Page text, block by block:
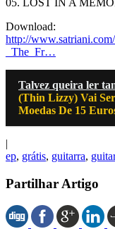
05. LOST IN A
Download:
http://
_The_Fr…
Talvez queira ler
(Thin Lizzy) Vai
Moedas De 15
|
ep, grátis, guitarra,
Partilhar Artigo